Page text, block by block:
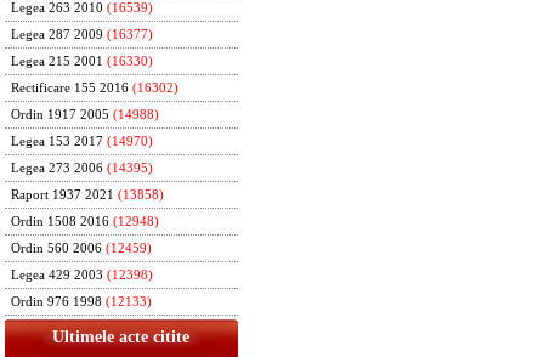
Legea 263 2010 (16539)
Legea 287 2009 (16377)
Legea 215 2001 (16330)
Rectificare 155 2016 (16302)
Ordin 1917 2005 (14988)
Legea 153 2017 (14970)
Legea 273 2006 (14395)
Raport 1937 2021 (13858)
Ordin 1508 2016 (12948)
Ordin 560 2006 (12459)
Legea 429 2003 (12398)
Ordin 976 1998 (12133)
Ultimele acte citite